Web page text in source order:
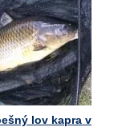
lov kapra v